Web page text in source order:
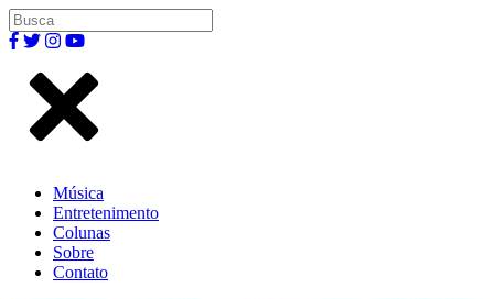
Música
Entretenimento
Colunas
Sobre
Contato